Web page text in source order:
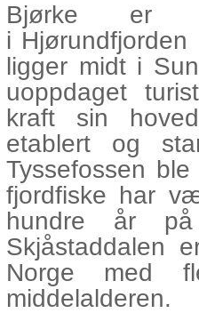
Bjørke er
i
ligger midt i
uoppdaget
kraft sin
etablert og
Tyssefossen
fjordfiske har
hundre år
Skjåstaddalen
Norge med
middelalderen.